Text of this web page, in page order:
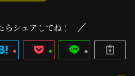
らシェアしてね！